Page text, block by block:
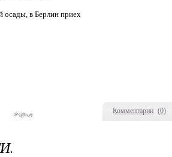
Комментарии (0)
осады, в Берлин приех